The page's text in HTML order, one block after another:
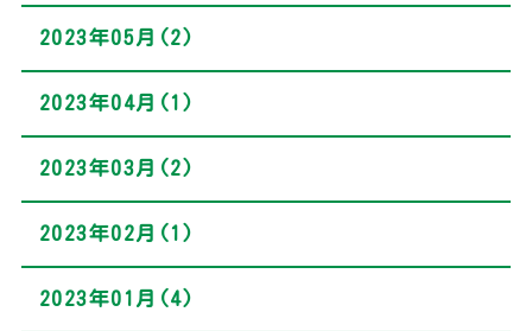
2023年05月(2)
2023年04月(1)
2023年03月(2)
2023年02月(1)
2023年01月(4)